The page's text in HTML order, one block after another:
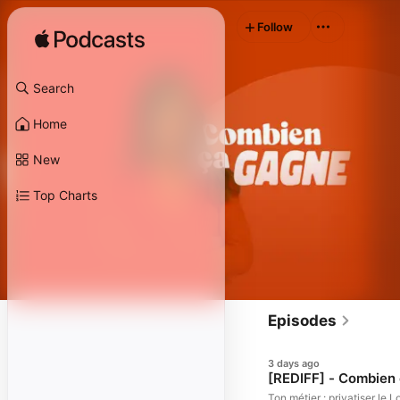
Search
Home
New
Top Charts
Follow
Episodes
3 days ago
[REDIFF] -